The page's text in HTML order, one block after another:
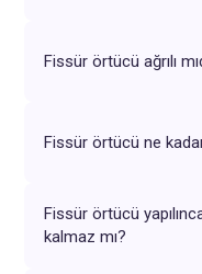
Fissür örtücü ağrılı
Fissür örtücü ne
Fissür örtücü
kalmaz mı?